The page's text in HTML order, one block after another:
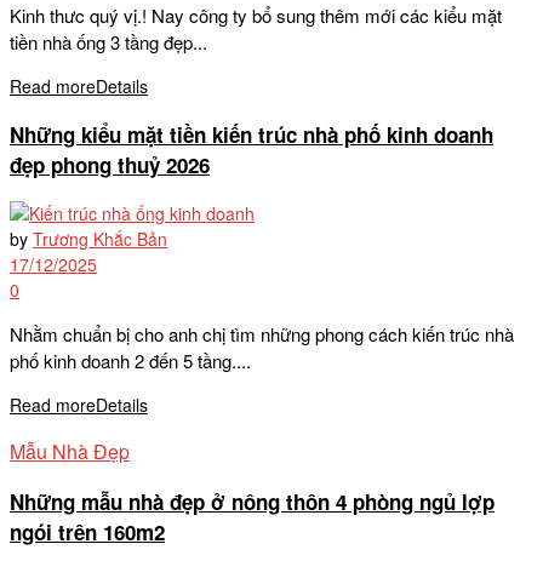
Kinh thưc quý vị.! Nay công ty bổ sung thêm mới các kiểu mặt
tiền nhà ống 3 tầng đẹp...
Read moreDetails
Những kiểu mặt tiền kiến trúc nhà phố kinh doanh
đẹp phong thuỷ 2026
by Trương Khắc Bản
17/12/2025
0
Nhằm chuẩn bị cho anh chị tìm những phong cách kiến trúc nhà
phố kinh doanh 2 đến 5 tầng....
Read moreDetails
Mẫu Nhà Đẹp
Những mẫu nhà đẹp ở nông thôn 4 phòng ngủ lợp
ngói trên 160m2